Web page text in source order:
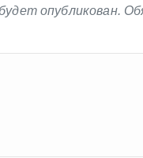
опубликован.